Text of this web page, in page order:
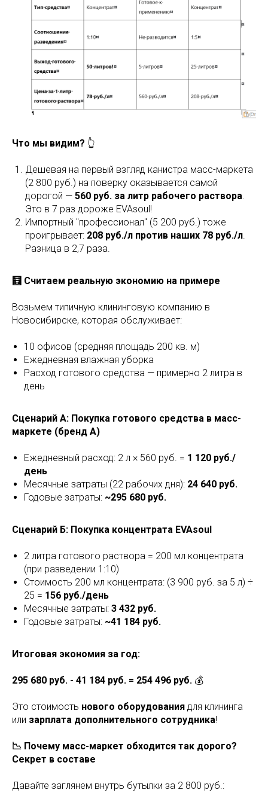
Что мы видим? 👆
Дешевая на первый взгляд канистра масс-маркета
(2 800 руб.) на поверку оказывается самой
дорогой — 560 руб. за литр рабочего раствора.
Это в 7 раз дороже EVAsoul!
Импортный "профессионал" (5 200 руб.) тоже
проигрывает: 208 руб./л против наших 78 руб./л.
Разница в 2,7 раза.
🧮 Считаем реальную экономию на примере
Возьмем типичную клининговую компанию в
Новосибирске, которая обслуживает:
10 офисов (средняя площадь 200 кв. м)
Ежедневная влажная уборка
Расход готового средства — примерно 2 литра в
день
Сценарий А: Покупка готового средства в масс-
маркете (бренд А)
Ежедневный расход: 2 л × 560 руб. = 1 120 руб./
день
Месячные затраты (22 рабочих дня): 24 640 руб.
Годовые затраты: ~295 680 руб.
Сценарий Б: Покупка концентрата EVAsoul
2 литра готового раствора = 200 мл концентрата
(при разведении 1:10)
Стоимость 200 мл концентрата: (3 900 руб. за 5 л) ÷
25 = 156 руб./день
Месячные затраты: 3 432 руб.
Годовые затраты: ~41 184 руб.
Итоговая экономия за год:
295 680 руб. - 41 184 руб. = 254 496 руб. 💰
Это стоимость нового оборудования для клининга
или зарплата дополнительного сотрудника!
📉 Почему масс-маркет обходится так дорого?
Секрет в составе
Давайте заглянем внутрь бутылки за 2 800 руб.: